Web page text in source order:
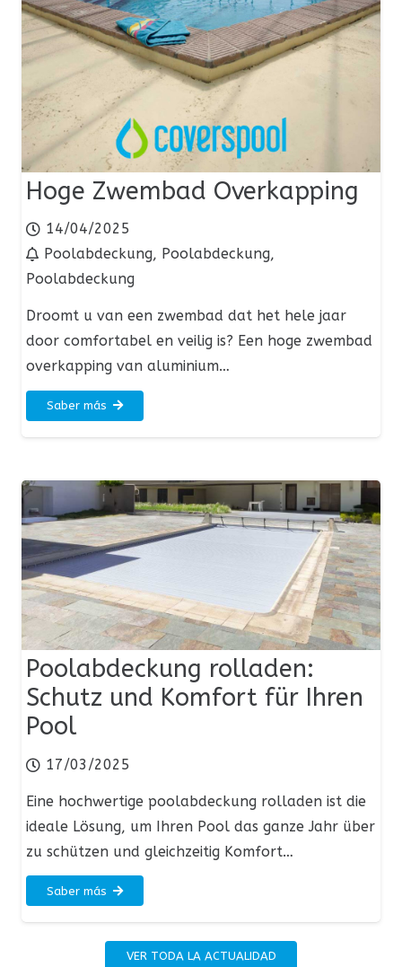
Hoge Zwembad Overkapping
14/04/2025
Poolabdeckung, Poolabdeckung,
Poolabdeckung
Droomt u van een zwembad dat het hele jaar
door comfortabel en veilig is? Een hoge zwembad
overkapping van aluminium…
Saber más
Poolabdeckung rolladen:
Schutz und Komfort für Ihren
Pool
17/03/2025
Eine hochwertige poolabdeckung rolladen ist die
ideale Lösung, um Ihren Pool das ganze Jahr über
zu schützen und gleichzeitig Komfort…
Saber más
VER TODA LA ACTUALIDAD